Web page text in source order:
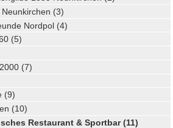
(3)
Nordpol (4)
(5)
(7)
(9)
(10)
Restaurant & Sportbar (11)